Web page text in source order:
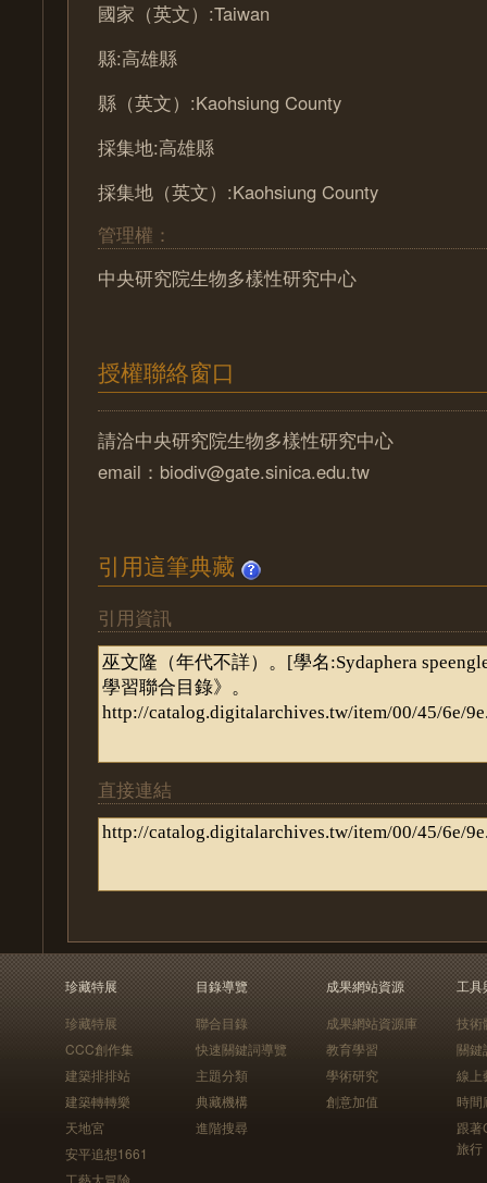
國家（英文）:Taiwan
縣:高雄縣
縣（英文）:Kaohsiung County
採集地:高雄縣
採集地（英文）:Kaohsiung County
管理權：
中央研究院生物多樣性研究中心
授權聯絡窗口
請洽中央研究院生物多樣性研究中心
email：biodiv@gate.sinica.edu.tw
引用這筆典藏
引用資訊
直接連結
珍藏特展
珍藏特展
CCC創作集
建築排排站
建築轉轉樂
天地宮
安平追想1661
工藝大冒險
目錄導覽
聯合目錄
快速關鍵詞導覽
主題分類
典藏機構
進階搜尋
成果網站資源
成果網站資源庫
教育學習
學術研究
創意加值
工具
技術
關鍵
線上
時間
跟
旅行